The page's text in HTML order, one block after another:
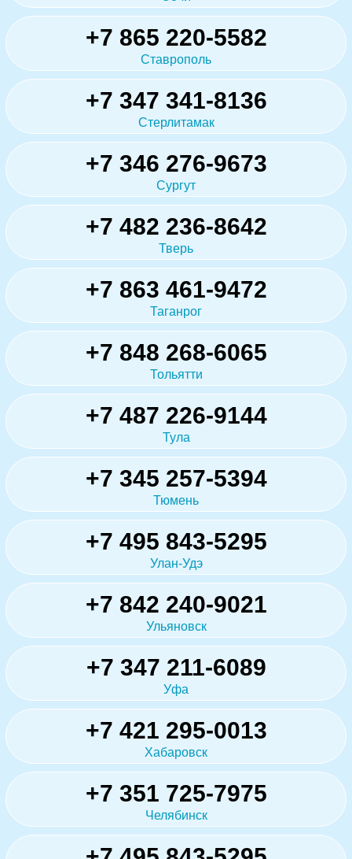
+7 865 220-5582
Ставрополь
+7 347 341-8136
Стерлитамак
+7 346 276-9673
Сургут
+7 482 236-8642
Тверь
+7 863 461-9472
Таганрог
+7 848 268-6065
Тольятти
+7 487 226-9144
Тула
+7 345 257-5394
Тюмень
+7 495 843-5295
Улан-Удэ
+7 842 240-9021
Ульяновск
+7 347 211-6089
Уфа
+7 421 295-0013
Хабаровск
+7 351 725-7975
Челябинск